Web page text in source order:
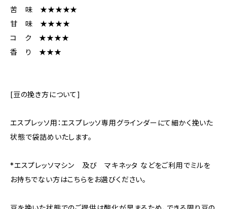
苦 味 ★★★★★
甘 味 ★★★★
コ ク ★★★★
香 り ★★★
[豆の挽き方について]
エスプレッソ用：エスプレッソ専用グラインダーにて細かく挽いた
状態で袋詰めいたします。
*エスプレッソマシン 及び マキネッタ などをご利用でミルを
お持ちでない方はこちらをお選びください。